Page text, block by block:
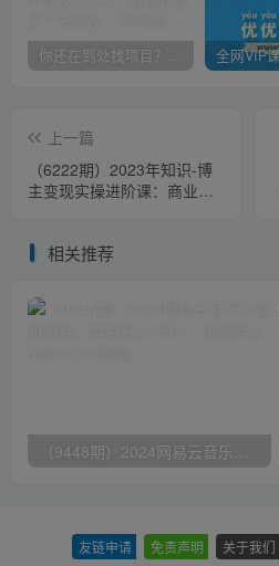
你还在到处找项目？还在当韭菜？我靠卖项目一个月收入5万+，曾经我也是个失败者。
上一篇
（6222期）2023年知识-博
主变现实操进阶课：商业策
相关推荐
友链申请 免责声明 关于我们